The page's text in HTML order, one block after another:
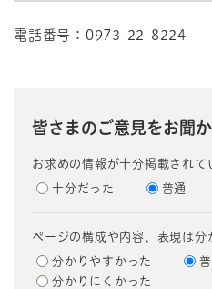
電話番号：0973-22-8224
皆さまのご意見をお聞
お求めの情報が十分掲載されて
十分だった 普通
ページの構成や内容、表現は分
分かりやすかった
分かりにくかった